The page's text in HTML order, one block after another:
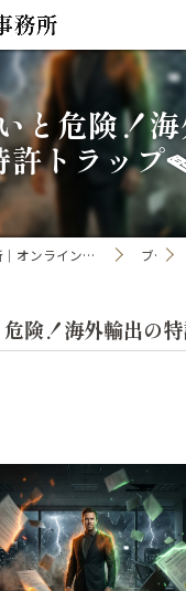
と危険！海
許トラップ
富山の特許事務所｜オンライン手続き・申請・出願なら「開口国際特許事務所」 ブログ
険！海外輸出の